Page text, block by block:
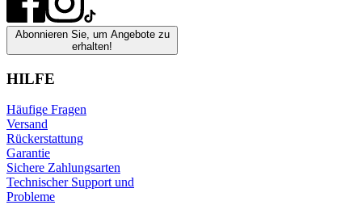
Abonnieren Sie, um Angebote zu
erhalten!
HILFE
Häufige Fragen
Versand
Rückerstattung
Garantie
Sichere Zahlungsarten
Technischer Support und
Probleme